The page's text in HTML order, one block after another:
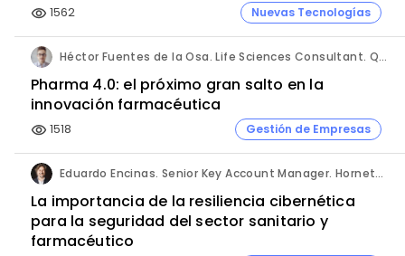
visibility 1562 Nuevas Tecnologías
Héctor Fuentes de la Osa. Life Sciences Consultant. QbD Group.
Pharma 4.0: el próximo gran salto en la
innovación farmacéutica
visibility 1518 Gestión de Empresas
Eduardo Encinas. Senior Key Account Manager. Hornetsecurity en Iberia.
La importancia de la resiliencia cibernética
para la seguridad del sector sanitario y
farmacéutico